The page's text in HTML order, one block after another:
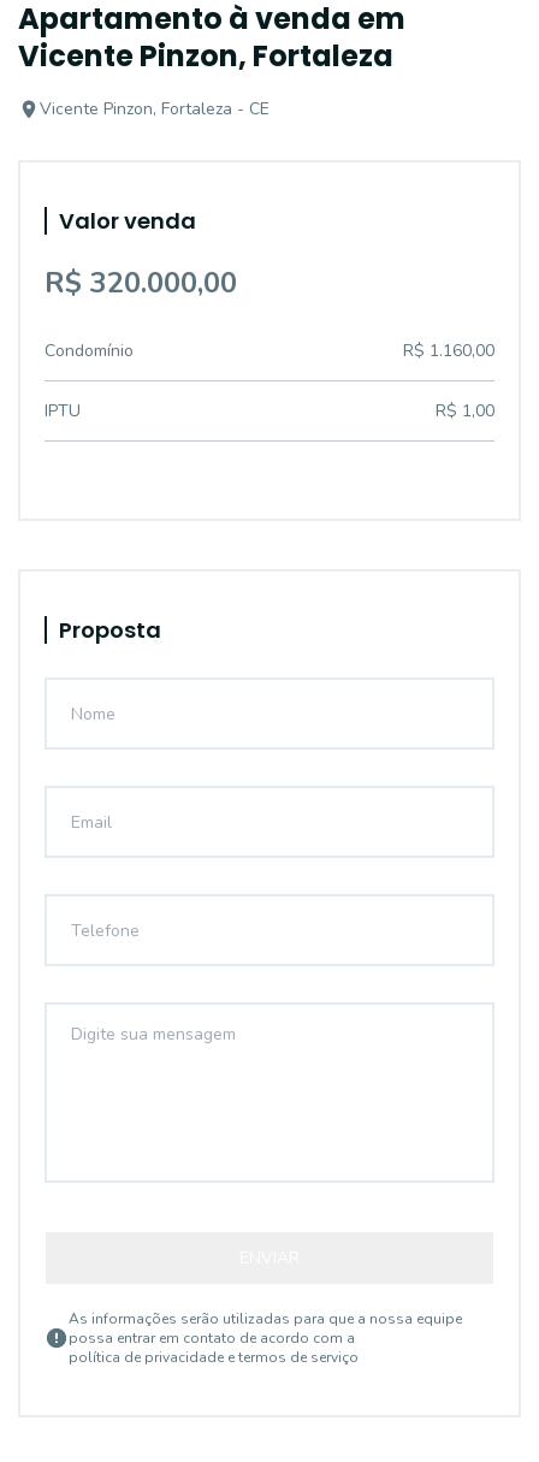
Apartamento à venda em
Vicente Pinzon, Fortaleza
Vicente Pinzon, Fortaleza - CE
Valor venda
R$ 320.000,00
Condomínio R$ 1.160,00
IPTU R$ 1,00
Proposta
As informações serão utilizadas para que a nossa equipe
possa entrar em contato de acordo com a
política de privacidade e termos de serviço